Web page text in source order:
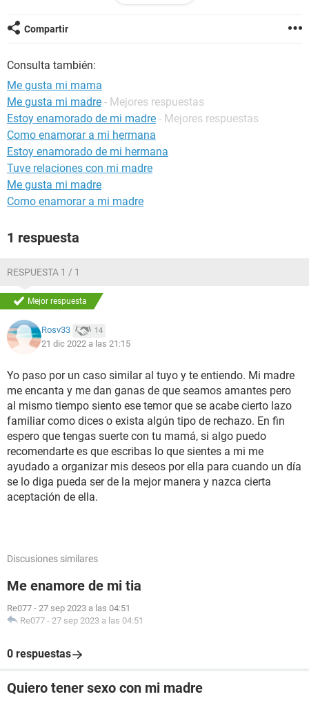
Compartir
Consulta también:
Me gusta mi mama
Me gusta mi madre - Mejores respuestas
Estoy enamorado de mi madre - Mejores respuestas
Como enamorar a mi hermana
Estoy enamorado de mi hermana
Tuve relaciones con mi madre
Me gusta mi madre
Como enamorar a mi madre
1 respuesta
RESPUESTA 1 / 1
Mejor respuesta
Rosv33 14
21 dic 2022 a las 21:15
Yo paso por un caso similar al tuyo y te entiendo. Mi madre
me encanta y me dan ganas de que seamos amantes pero
al mismo tiempo siento ese temor que se acabe cierto lazo
familiar como dices o exista algún tipo de rechazo. En fin
espero que tengas suerte con tu mamá, si algo puedo
recomendarte es que escribas lo que sientes a mi me
ayudado a organizar mis deseos por ella para cuando un día
se lo diga pueda ser de la mejor manera y nazca cierta
aceptación de ella.
Discusiones similares
Me enamore de mi tia
Re077 - 27 sep 2023 a las 04:51
Re077 - 27 sep 2023 a las 04:51
0 respuestas
Quiero tener sexo con mi madre